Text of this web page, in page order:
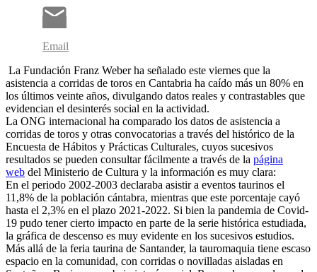
Email
La Fundación Franz Weber ha señalado este viernes que la
asistencia a corridas de toros en Cantabria ha caído más un 80% en
los últimos veinte años, divulgando datos reales y contrastables que
evidencian el desinterés social en la actividad.
La ONG internacional ha comparado los datos de asistencia a
corridas de toros y otras convocatorias a través del histórico de la
Encuesta de Hábitos y Prácticas Culturales, cuyos sucesivos
resultados se pueden consultar fácilmente a través de la página
web del Ministerio de Cultura y la información es muy clara:
En el periodo 2002-2003 declaraba asistir a eventos taurinos el
11,8% de la población cántabra, mientras que este porcentaje cayó
hasta el 2,3% en el plazo 2021-2022. Si bien la pandemia de Covid-
19 pudo tener cierto impacto en parte de la serie histórica estudiada,
la gráfica de descenso es muy evidente en los sucesivos estudios.
Más allá de la feria taurina de Santander, la tauromaquia tiene escaso
espacio en la comunidad, con corridas o novilladas aisladas en